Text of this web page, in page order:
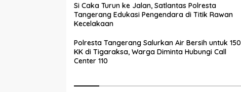
Si Caka Turun ke Jalan, Satlantas Polresta
Tangerang Edukasi Pengendara di Titik Rawan
Kecelakaan
Polresta Tangerang Salurkan Air Bersih untuk 150
KK di Tigaraksa, Warga Diminta Hubungi Call
Center 110